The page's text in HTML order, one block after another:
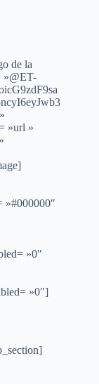
de la
»@ET-
»url »
»#000000″
»0″
»0″]